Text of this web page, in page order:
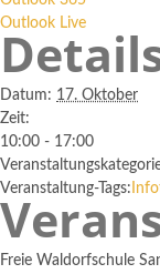
Outlook Live
Datum: 17. Oktober
Zeit:
10:00 - 17:00
Veranstaltung-Tags:
Freie Waldorfschule